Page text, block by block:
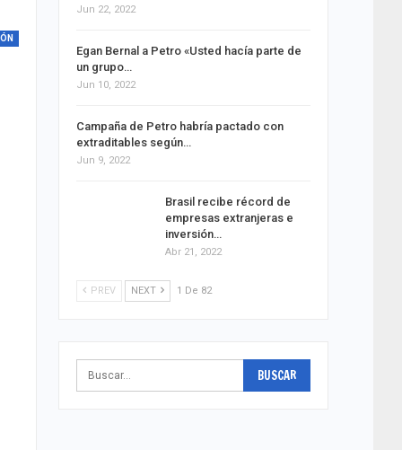
Jun 22, 2022
Egan Bernal a Petro «Usted hacía parte de
un grupo…
Jun 10, 2022
Campaña de Petro habría pactado con
extraditables según…
Jun 9, 2022
Brasil recibe récord de
empresas extranjeras e
inversión…
Abr 21, 2022
PREV NEXT 1 De 82